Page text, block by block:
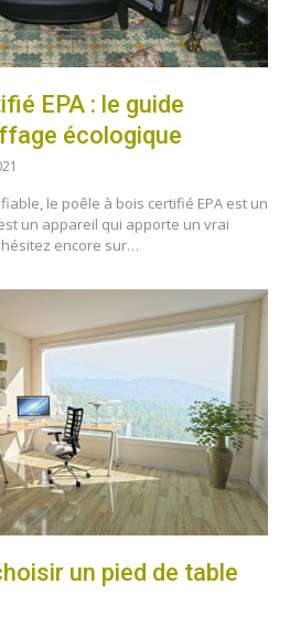
EPA : le guide
écologique
le poêle à bois certifié EPA est un
un appareil qui apporte un vrai
encore sur…
un pied de table